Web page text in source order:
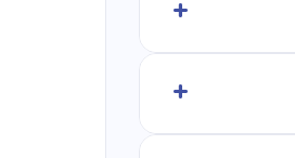
+
ההזמנה את
+